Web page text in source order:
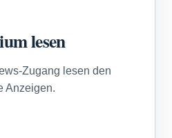
lesen
Zugang lesen den
Anzeigen.